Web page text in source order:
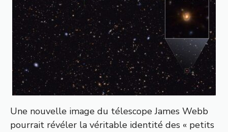
Une nouvelle image du télescope James Webb
pourrait révéler la véritable identité des « petits